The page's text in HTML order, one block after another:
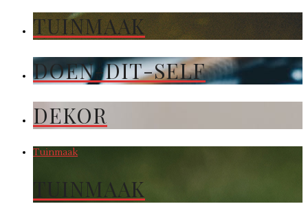
TUINMAAK
DOEN-DIT-SELF
DEKOR
Tuinmaak
TUINMAAK